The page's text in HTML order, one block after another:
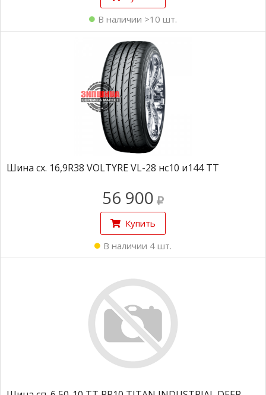
В наличии >10 шт.
Шина сх. 16,9R38 VOLTYRE VL-28 нс10 и144 TT
56 900
Купить
В наличии 4 шт.